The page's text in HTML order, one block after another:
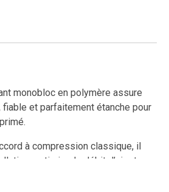
monobloc en polymère assure
fiable et parfaitement étanche pour
à compression classique, il
optimise le débit d’air et